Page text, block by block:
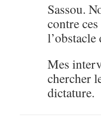
Sassou.
contre
l’obstacle
Mes
chercher
dictature.